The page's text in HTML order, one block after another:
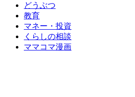
どうぶつ
教育
マネー・投資
くらしの相談
ママコマ漫画